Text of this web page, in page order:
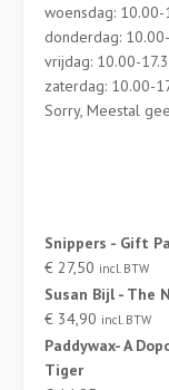
woensdag: 10.00-
donderdag:
vrijdag: 10.00-
zaterdag: 10.00-
Sorry, Meestal
Snippers - Gift
€ 27,50 incl. BTW
Susan Bijl - The
€ 34,90 incl. BTW
Paddywax- A
Tiger